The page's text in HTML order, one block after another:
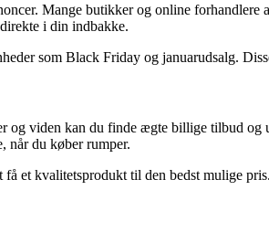
Mange butikker og online
i din indbakke.
som Black Friday og januarudsalg.
viden kan du finde ægte billige tilbud
når du køber rumper.
et kvalitetsprodukt til den bedst mulige pris.